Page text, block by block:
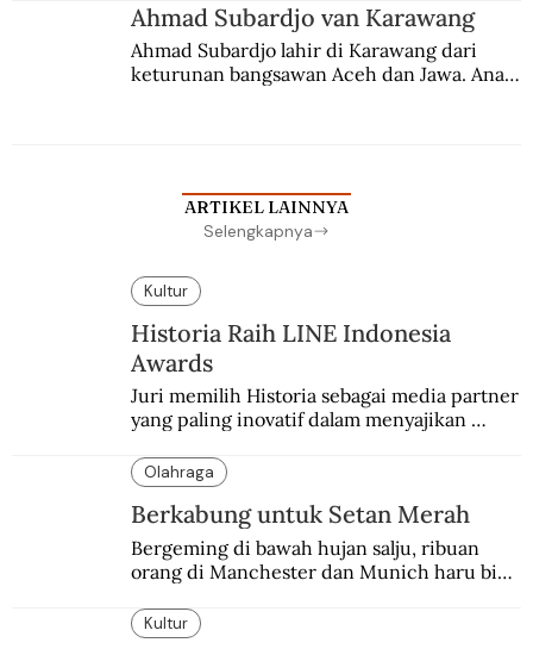
Ahmad Subardjo van Karawang
Ahmad Subardjo lahir di Karawang dari
keturunan bangsawan Aceh dan Jawa. Anak
ARTIKEL LAINNYA
Selengkapnya
Kultur
Historia Raih LINE Indonesia
Awards
Juri memilih Historia sebagai media partner
yang paling inovatif dalam menyajikan
Olahraga
Berkabung untuk Setan Merah
Bergeming di bawah hujan salju, ribuan
orang di Manchester dan Munich haru biru
menimpa MU.
Kultur